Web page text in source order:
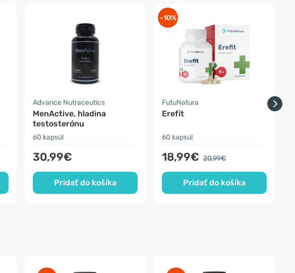
Advance Nutraceutics
MenActive, hladina
testosterónu
60 kapsúl
30,99€
Pridať do košíka
-10%
FutuNatura
Erefit
60 kapsúl
18,99€ 20,99€
Pridať do košíka